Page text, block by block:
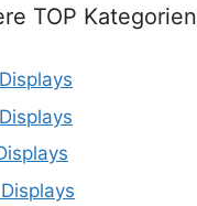
TOP Kategorien